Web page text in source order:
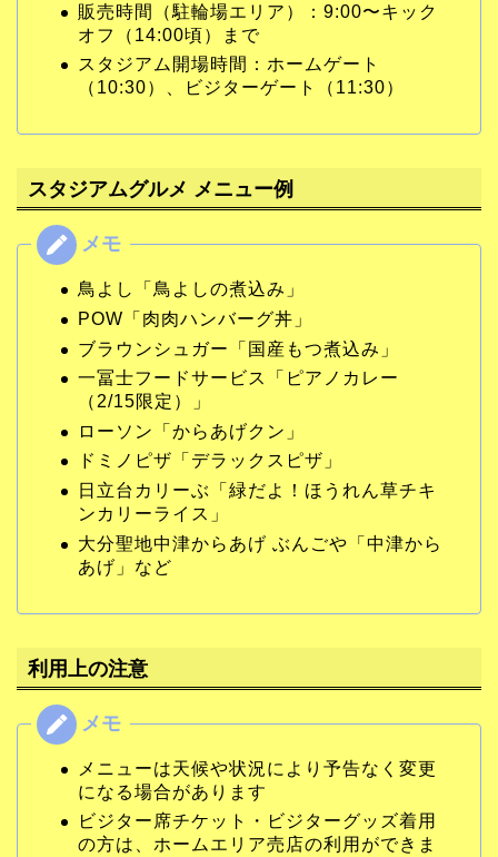
販売時間（駐輪場エリア）：9:00〜キック
オフ（14:00頃）まで
スタジアム開場時間：ホームゲート
（10:30）、ビジターゲート（11:30）
スタジアムグルメ メニュー例
鳥よし「鳥よしの煮込み」
POW「肉肉ハンバーグ丼」
ブラウンシュガー「国産もつ煮込み」
一冨士フードサービス「ピアノカレー
（2/15限定）」
ローソン「からあげクン」
ドミノピザ「デラックスピザ」
日立台カリーぶ「緑だよ！ほうれん草チキ
ンカリーライス」
大分聖地中津からあげ ぶんごや「中津から
あげ」など
利用上の注意
メニューは天候や状況により予告なく変更
になる場合があります
ビジター席チケット・ビジターグッズ着用
の方は、ホームエリア売店の利用ができま